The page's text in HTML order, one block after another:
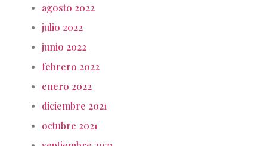
agosto 2022
julio 2022
junio 2022
febrero 2022
enero 2022
diciembre 2021
octubre 2021